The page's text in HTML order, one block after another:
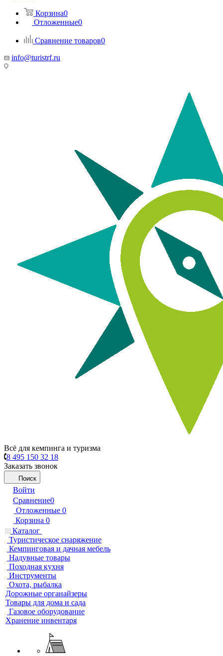
Корзина0
Отложенные0
Сравнение товаров0
info@turistrf.ru
Всё для кемпинга и туризма
8 495 150 32 18
Заказать звонок
Поиск
Войти
Сравнение0
Отложенные 0
Корзина 0
Каталог
Туристическое снаряжение
Кемпинговая и дачная мебель
Надувные товары
Походная кухня
Инструменты
Охота, рыбалка
Дорожные органайзеры
Товары для дома и сада
Газовое оборудование
Хранение инвентаря